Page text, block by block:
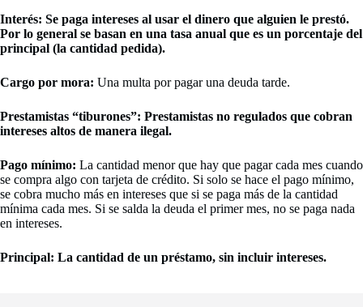
Interés: Se paga intereses al usar el dinero que alguien le prestó.
Por lo general se basan en una tasa anual que es un porcentaje del
principal (la cantidad pedida).
Cargo por mora: Una multa por pagar una deuda tarde.
Prestamistas “tiburones”: Prestamistas no regulados que cobran
intereses altos de manera ilegal.
Pago mínimo: La cantidad menor que hay que pagar cada mes cuando
se compra algo con tarjeta de crédito. Si solo se hace el pago mínimo,
se cobra mucho más en intereses que si se paga más de la cantidad
mínima cada mes. Si se salda la deuda el primer mes, no se paga nada
en intereses.
Principal: La cantidad de un préstamo, sin incluir intereses.